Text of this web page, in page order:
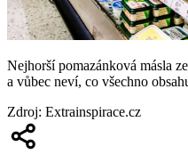
Nejhorší pomazánková másla
a vůbec neví, co všechno
Zdroj: Extrainspirace.cz